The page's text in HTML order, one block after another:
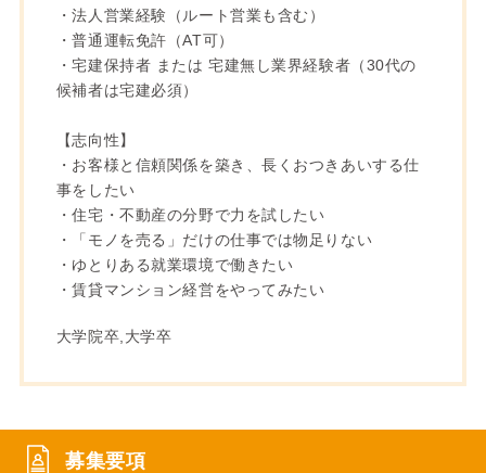
・法人営業経験（ルート営業も含む）
・普通運転免許（AT可）
・宅建保持者 または 宅建無し業界経験者（30代の
候補者は宅建必須）
【志向性】
・お客様と信頼関係を築き、長くおつきあいする仕
事をしたい
・住宅・不動産の分野で力を試したい
・「モノを売る」だけの仕事では物足りない
・ゆとりある就業環境で働きたい
・賃貸マンション経営をやってみたい
大学院卒,大学卒
募集要項